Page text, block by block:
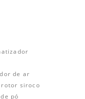
de ar
rotor siroco
pó